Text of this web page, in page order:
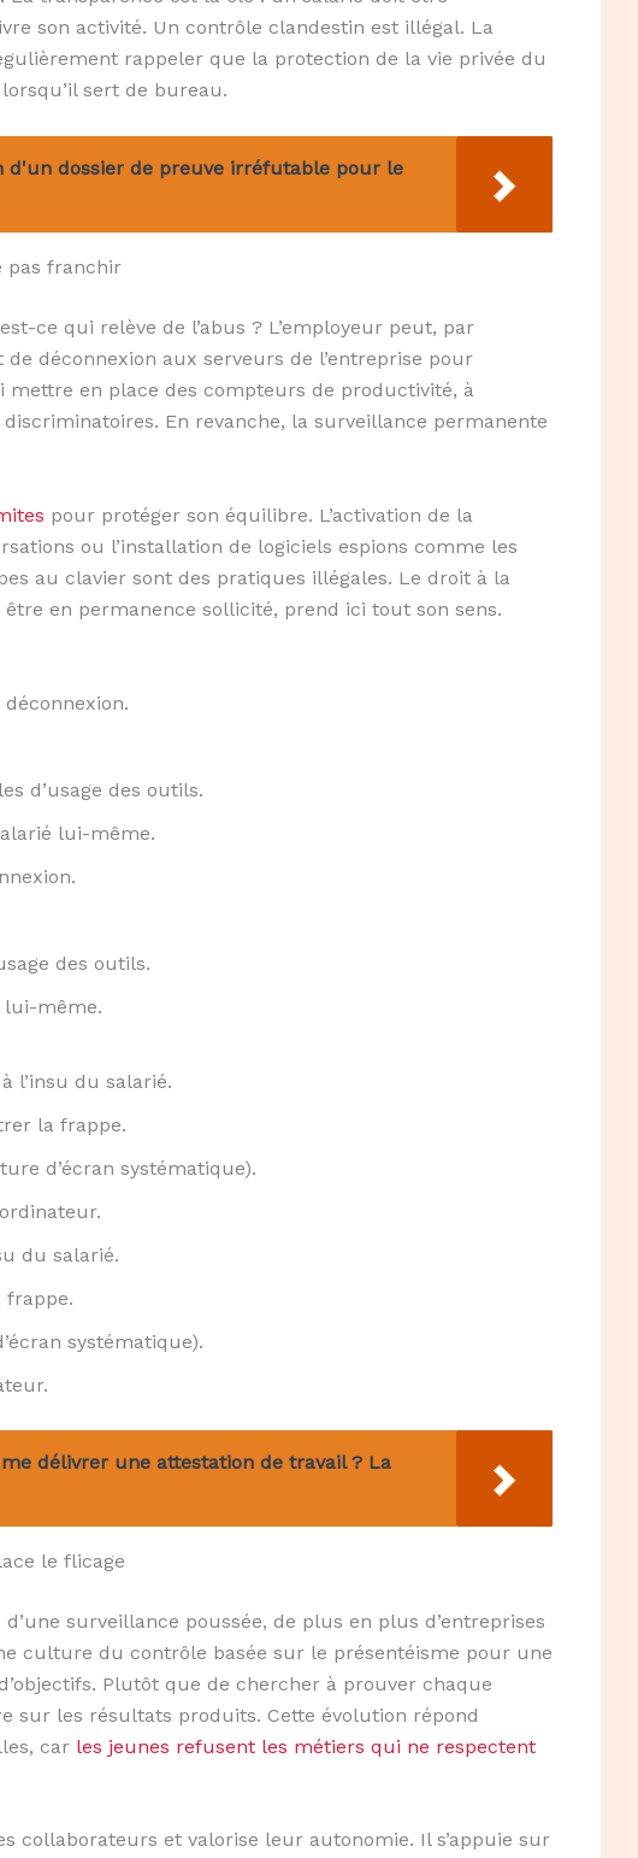
son activité. Un contrôle clandestin est illégal. La
rappeler que la protection de la vie privée du
sert de bureau.
dossier de preuve irréfutable pour le
pas franchir
ce qui relève de l’abus ? L’employeur peut, par
déconnexion aux serveurs de l’entreprise pour
mettre en place des compteurs de productivité, à
En revanche, la surveillance permanente
pour protéger son équilibre. L’activation de la
ou l’installation de logiciels espions comme les
au clavier sont des pratiques illégales. Le droit à la
en permanence sollicité, prend ici tout son sens.
d’usage des outils.
lui-même.
des outils.
lui-même.
l’insu du salarié.
la frappe.
d’écran systématique).
du salarié.
frappe.
systématique).
délivrer une attestation de travail ? La
le flicage
surveillance poussée, de plus en plus d’entreprises
culture du contrôle basée sur le présentéisme pour une
Plutôt que de chercher à prouver chaque
sur les résultats produits. Cette évolution répond
car les jeunes refusent les métiers qui ne respectent
collaborateurs et valorise leur autonomie. Il s’appuie sur